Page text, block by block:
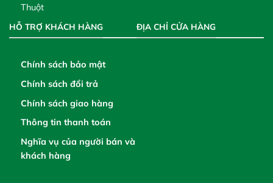
Thuột
HỖ TRỢ KHÁCH HÀNG
Chính sách bảo mật
Chính sách đổi trả
Chính sách giao hàng
Thông tin thanh toán
Nghĩa vụ của người bán và
khách hàng
ĐỊA CHỈ CỬA HÀNG